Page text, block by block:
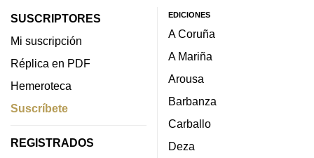
SUSCRIPTORES
Mi suscripción
Réplica en PDF
Hemeroteca
Suscríbete
REGISTRADOS
EDICIONES
A Coruña
A Mariña
Arousa
Barbanza
Carballo
Deza